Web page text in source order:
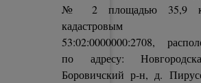
№ 2 площадью 35,9
кадастровым
53:02:0000000:2708,
по адресу:
Боровичский р-н, д.